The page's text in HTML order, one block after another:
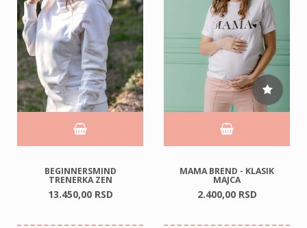
BEGINNERSMIND
TRENERKA ZEN
13.450,00 RSD
MAMA BREND - KLASIK
MAJCA
2.400,00 RSD